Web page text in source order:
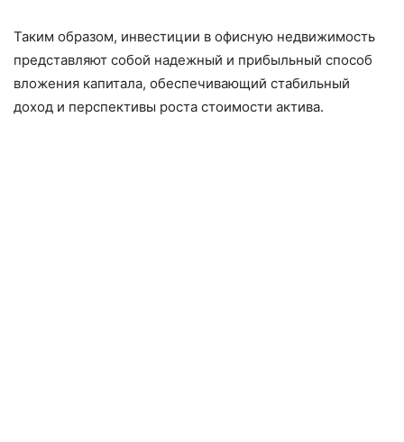
Таким образом, инвестиции в офисную недвижимость
представляют собой надежный и прибыльный способ
вложения капитала, обеспечивающий стабильный
доход и перспективы роста стоимости актива.